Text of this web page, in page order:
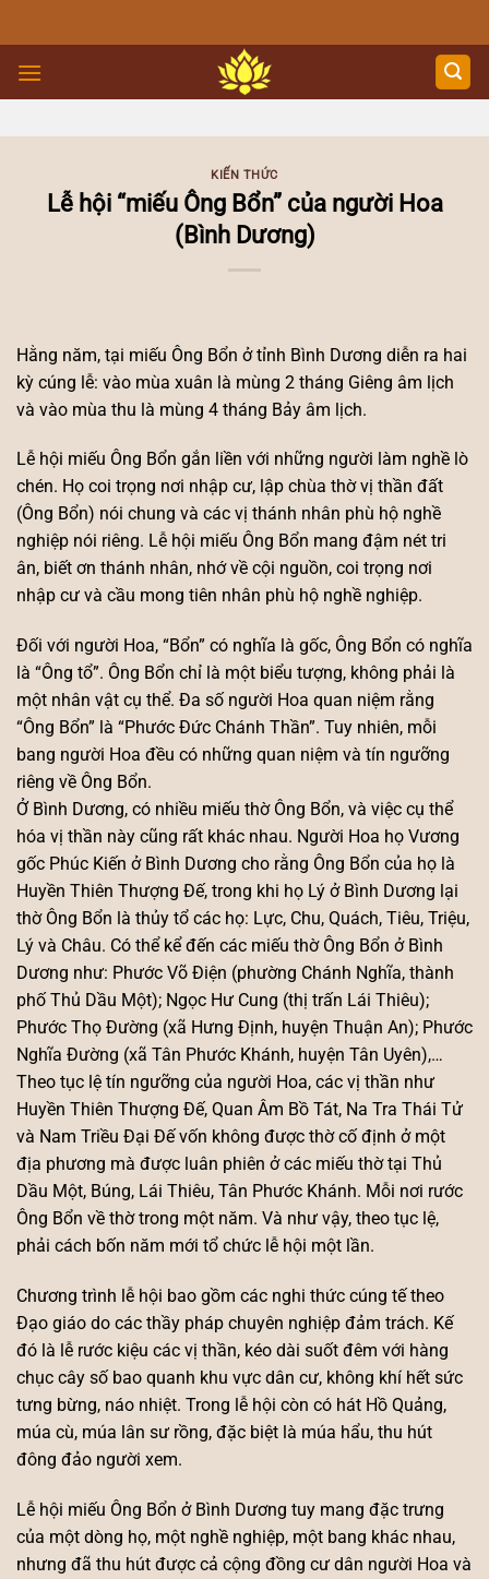
to
content
KIẾN THỨC
Lễ hội “miếu Ông Bổn” của người Hoa
(Bình Dương)
Hằng năm, tại miếu Ông Bổn ở tỉnh Bình Dương diễn ra hai
kỳ cúng lễ: vào mùa xuân là mùng 2 tháng Giêng âm lịch
và vào mùa thu là mùng 4 tháng Bảy âm lịch.
Lễ hội miếu Ông Bổn gắn liền với những người làm nghề lò
chén. Họ coi trọng nơi nhập cư, lập chùa thờ vị thần đất
(Ông Bổn) nói chung và các vị thánh nhân phù hộ nghề
nghiệp nói riêng. Lễ hội miếu Ông Bổn mang đậm nét tri
ân, biết ơn thánh nhân, nhớ về cội nguồn, coi trọng nơi
nhập cư và cầu mong tiên nhân phù hộ nghề nghiệp.
Đối với người Hoa, “Bổn” có nghĩa là gốc, Ông Bổn có nghĩa
là “Ông tổ”. Ông Bổn chỉ là một biểu tượng, không phải là
một nhân vật cụ thể. Đa số người Hoa quan niệm rằng
“Ông Bổn” là “Phước Đức Chánh Thần”. Tuy nhiên, mỗi
bang người Hoa đều có những quan niệm và tín ngưỡng
riêng về Ông Bổn.
Ở Bình Dương, có nhiều miếu thờ Ông Bổn, và việc cụ thể
hóa vị thần này cũng rất khác nhau. Người Hoa họ Vương
gốc Phúc Kiến ở Bình Dương cho rằng Ông Bổn của họ là
Huyền Thiên Thượng Đế, trong khi họ Lý ở Bình Dương lại
thờ Ông Bổn là thủy tổ các họ: Lực, Chu, Quách, Tiêu, Triệu,
Lý và Châu. Có thể kể đến các miếu thờ Ông Bổn ở Bình
Dương như: Phước Võ Điện (phường Chánh Nghĩa, thành
phố Thủ Dầu Một); Ngọc Hư Cung (thị trấn Lái Thiêu);
Phước Thọ Đường (xã Hưng Định, huyện Thuận An); Phước
Nghĩa Đường (xã Tân Phước Khánh, huyện Tân Uyên),…
Theo tục lệ tín ngưỡng của người Hoa, các vị thần như
Huyền Thiên Thượng Đế, Quan Âm Bồ Tát, Na Tra Thái Tử
và Nam Triều Đại Đế vốn không được thờ cố định ở một
địa phương mà được luân phiên ở các miếu thờ tại Thủ
Dầu Một, Búng, Lái Thiêu, Tân Phước Khánh. Mỗi nơi rước
Ông Bổn về thờ trong một năm. Và như vậy, theo tục lệ,
phải cách bốn năm mới tổ chức lễ hội một lần.
Chương trình lễ hội bao gồm các nghi thức cúng tế theo
Đạo giáo do các thầy pháp chuyên nghiệp đảm trách. Kế
đó là lễ rước kiệu các vị thần, kéo dài suốt đêm với hàng
chục cây số bao quanh khu vực dân cư, không khí hết sức
tưng bừng, náo nhiệt. Trong lễ hội còn có hát Hồ Quảng,
múa cù, múa lân sư rồng, đặc biệt là múa hẩu, thu hút
đông đảo người xem.
Lễ hội miếu Ông Bổn ở Bình Dương tuy mang đặc trưng
của một dòng họ, một nghề nghiệp, một bang khác nhau,
nhưng đã thu hút được cả cộng đồng cư dân người Hoa và